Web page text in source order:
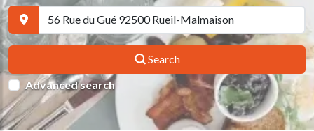
Search
Advanced search